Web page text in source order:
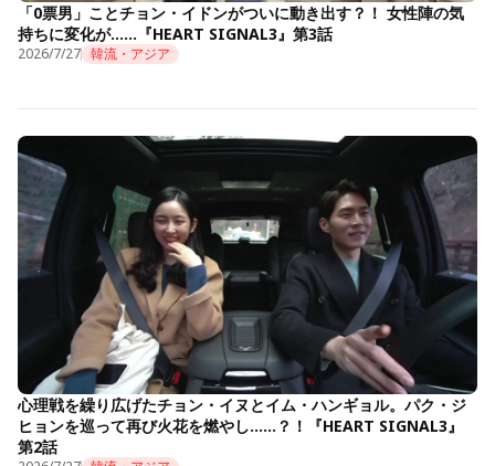
「0票男」ことチョン・イドンがついに動き出す？！ 女性陣の気
持ちに変化が……『HEART SIGNAL3』第3話
2026/7/27 韓流・アジア
心理戦を繰り広げたチョン・イヌとイム・ハンギョル。パク・ジ
ヒョンを巡って再び火花を燃やし……？！『HEART SIGNAL3』
第2話